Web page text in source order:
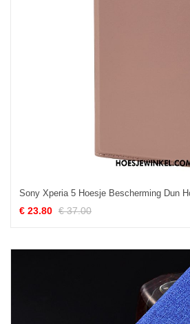
€ 23.80 € 37.00